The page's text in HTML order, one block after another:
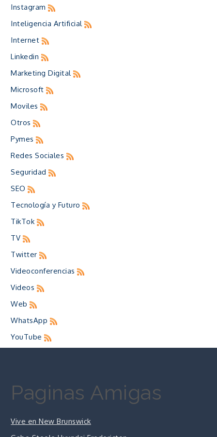
Instagram
Inteligencia Artificial
Internet
Linkedin
Marketing Digital
Microsoft
Moviles
Otros
Pymes
Redes Sociales
Seguridad
SEO
Tecnología y Futuro
TikTok
TV
Twitter
Videoconferencias
Videos
Web
WhatsApp
YouTube
Paginas Amigas
Vive en New Brunswick